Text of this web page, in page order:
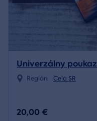
Univerzálny poukaz
Región: Celá SR
20,00 €